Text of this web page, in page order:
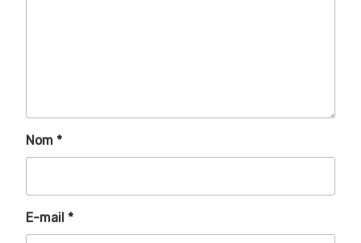
Nom *
E-mail *